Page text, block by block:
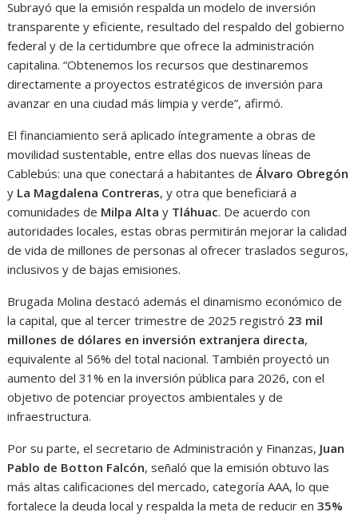
Subrayó que la emisión respalda un modelo de inversión
transparente y eficiente, resultado del respaldo del gobierno
federal y de la certidumbre que ofrece la administración
capitalina. “Obtenemos los recursos que destinaremos
directamente a proyectos estratégicos de inversión para
avanzar en una ciudad más limpia y verde”, afirmó.
El financiamiento será aplicado íntegramente a obras de
movilidad sustentable, entre ellas dos nuevas líneas de
Cablebús: una que conectará a habitantes deÁlvaro Obregón
y La Magdalena Contreras, y otra que beneficiará a
comunidades de Milpa Alta y Tláhuac. De acuerdo con
autoridades locales, estas obras permitirán mejorar la calidad
de vida de millones de personas al ofrecer traslados seguros,
inclusivos y de bajas emisiones.
Brugada Molina destacó además el dinamismo económico de
la capital, que al tercer trimestre de 2025 registró 23 mil
millones de dólares en inversión extranjera directa,
equivalente al 56% del total nacional. También proyectó un
aumento del 31% en la inversión pública para 2026, con el
objetivo de potenciar proyectos ambientales y de
infraestructura.
Por su parte, el secretario de Administración y Finanzas, Juan
Pablo de Botton Falcón, señaló que la emisión obtuvo las
más altas calificaciones del mercado, categoría AAA, lo que
fortalece la deuda local y respalda la meta de reducir en35%